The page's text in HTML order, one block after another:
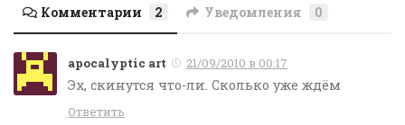
Комментарии 2 Уведомления 0
apocalyptic art 21/09/2010 в 00:17
Эх, скинутся что-ли. Сколько уже ждём
Ответить